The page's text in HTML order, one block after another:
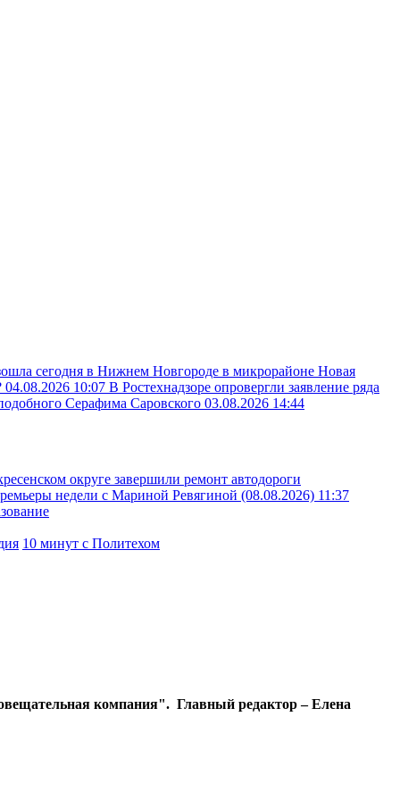
сегодня в Нижнем Новгороде в микрорайоне Новая
04.08.2026 10:07 В Ростехнадзоре опровергли заявление ряда
Серафима Саровского 03.08.2026 14:44
округе завершили ремонт автодороги
недели с Мариной Ревягиной (08.08.2026) 11:37
10 минут с Политехом
компания". Главный редактор – Елена